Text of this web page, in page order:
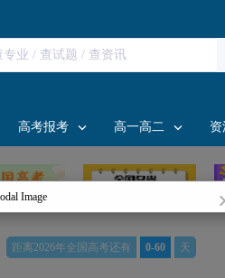
高考报考 高一高二
距离2026年全国高考还有 0-60 天